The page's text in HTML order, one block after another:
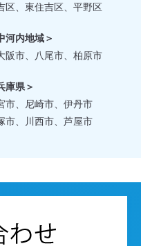
区、東住吉区、平野区
河内地域＞
阪市、八尾市、柏原市
庫県＞
市、尼崎市、伊丹市
市、川西市、芦屋市